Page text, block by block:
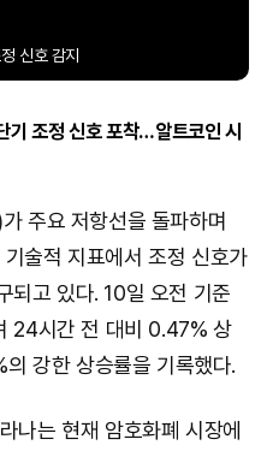
신호 감지
기 조정 신호 포착…알트코인 시
주요 저항선을 돌파하며
술적 지표에서 조정 신호가
되고 있다. 10일 오전 기준
24시간 전 대비 0.47% 상
강한 상승률을 기록했다.
나는 현재 암호화폐 시장에